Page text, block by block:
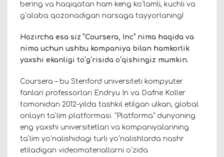
bering va haqiqatan ham keng koʻlamli, kuchli va
gʻalaba qozonadigan narsaga tayyorlaning!
Hozircha esa siz “Coursera, Inc” nima haqida va
nima uchun ushbu kompaniya bilan hamkorlik
yaxshi ekanligi toʻgʻrisida oʻqishingiz mumkin.
Coursera – bu Stenford universiteti kompyuter
fanlari professorlari Endryu In va Dafne Koller
tomonidan 2012-yilda tashkil etilgan ulkan, global
onlayn taʼlim platformasi. “Platforma” dunyoning
eng yaxshi universitetlari va kompaniyalarining
taʼlim yoʻnalishidagi turli yoʻnalishlarda nashr
etiladigan videomateriallarni oʻzida